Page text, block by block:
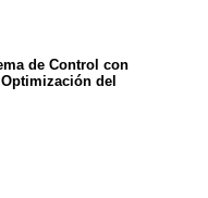
de Control con
del